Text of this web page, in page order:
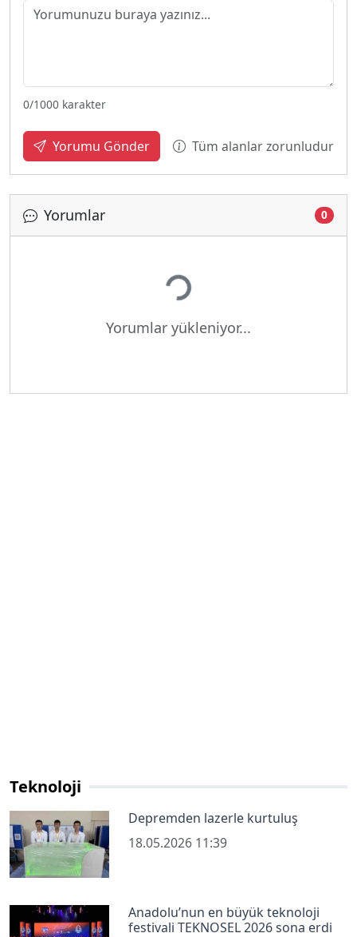
0/1000 karakter
Yorumu Gönder Tüm alanlar zorunludur
Yorumlar 0
Yükleniyor...
Yorumlar yükleniyor...
Teknoloji
Depremden lazerle kurtuluş
18.05.2026 11:39
Anadolu’nun en büyük teknoloji
festivali TEKNOSEL 2026 sona erdi